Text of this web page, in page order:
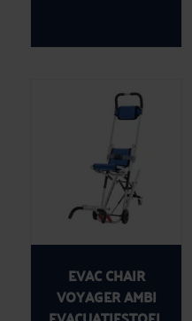
EVAC CHAIR
VOYAGER AMBI